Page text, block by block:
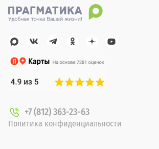
+7 (812) 363-23-63
Политика конфиденциальности